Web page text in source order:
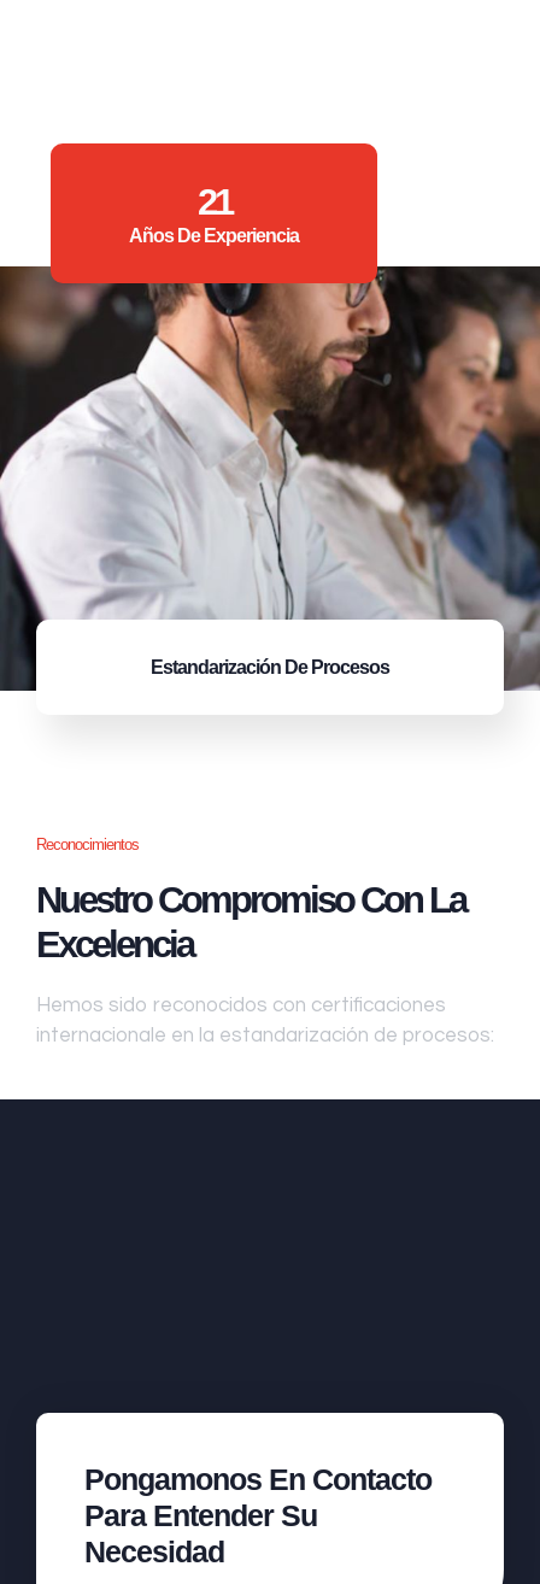
21
Años De Experiencia
Estandarización De Procesos
Reconocimientos
Nuestro Compromiso Con La
Excelencia
Hemos sido reconocidos con certificaciones
internacionale en la estandarización de procesos:
Pongamonos En Contacto
Para Entender Su
Necesidad